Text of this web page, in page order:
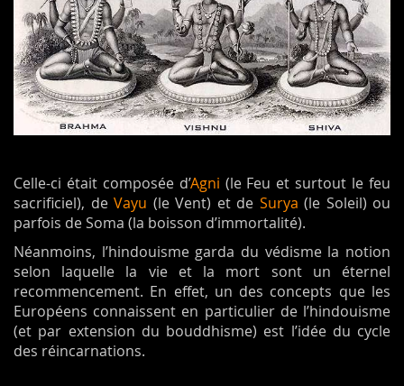
Celle-ci était composée d’Agni (le Feu et surtout le feu
sacrificiel), de Vayu (le Vent) et de Surya (le Soleil) ou
parfois de Soma (la boisson d’immortalité).
Néanmoins, l’hindouisme garda du védisme la notion
selon laquelle la vie et la mort sont un éternel
recommencement. En effet, un des concepts que les
Européens connaissent en particulier de l’hindouisme
(et par extension du bouddhisme) est l’idée du cycle
des réincarnations.